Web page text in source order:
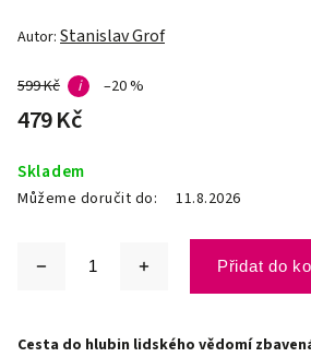
Autor: Stanislav Grof
599 Kč i –20 %
479 Kč
Skladem
Můžeme doručit do: 11.8.2026
Přidat do
Cesta do hlubin lidského vědomí